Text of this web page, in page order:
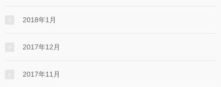
2018年1月
2017年12月
2017年11月